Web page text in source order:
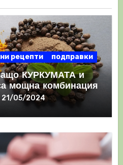
рецепти подправки
КУРКУМАТА и
мощна комбинация
21/05/2024